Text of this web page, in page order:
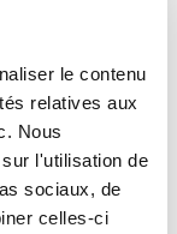
le contenu
relatives aux
Nous
l'utilisation de
sociaux, de
celles-ci